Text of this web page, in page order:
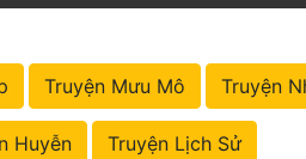
Truyện Mưu Mô Truyện
Huyễn Truyện Lịch Sử